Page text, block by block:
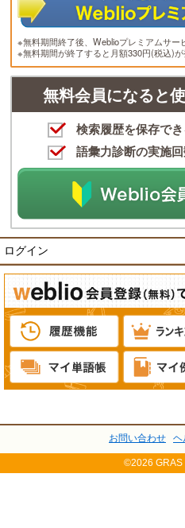
※無料期間終了後、Weblioプレミアムサー
※無料期間が終了すると月額330円(税込)が
無料会員になると
検索履歴を保存でき
語彙力診断の実施回
ログイン
お問い合わせ ヘ
©2026 GRAS